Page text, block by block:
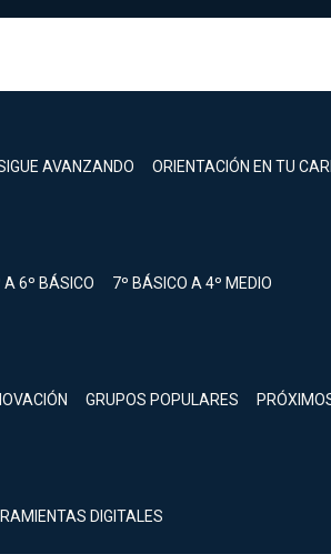
AVANZANDO ORIENTACIÓN EN TU
A 6º BÁSICO 7º BÁSICO A 4º MEDIO
GRUPOS POPULARES
DIGITALES
Inicia sesión.